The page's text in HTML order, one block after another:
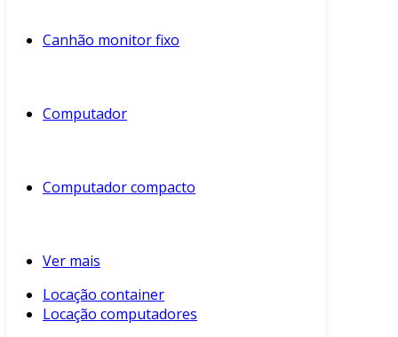
Canhão monitor fixo
Computador
Computador compacto
Ver mais
Locação container
Locação computadores